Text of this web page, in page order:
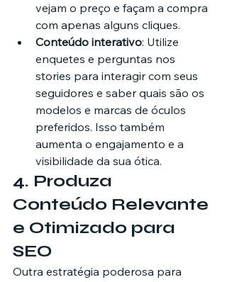
vejam o preço e façam a compra
com apenas alguns cliques.
Conteúdo interativo: Utilize
enquetes e perguntas nos
stories para interagir com seus
seguidores e saber quais são os
modelos e marcas de óculos
preferidos. Isso também
aumenta o engajamento e a
visibilidade da sua ótica.
4. Produza
Conteúdo Relevante
e Otimizado para
SEO
Outra estratégia poderosa para